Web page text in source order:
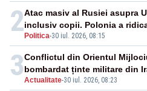
2 Politica-30 iul. 2026, 08:15
Atac masiv al Rusiei asupra
inclusiv copii. Polonia a
3Actualitate-30 iul. 2026, 08:23
Conflictul din Orientul
bombardat ținte militare din